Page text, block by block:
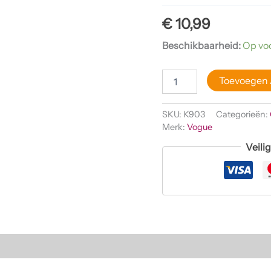
€10,99
Beschikbaarheid:Op
SKU: K903 Categorieën:
Merk:Vogue